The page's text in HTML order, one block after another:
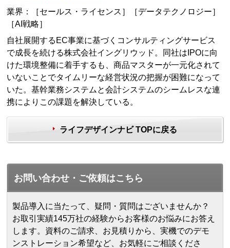
業界：［セールス・ライセンス］［データテクノロジー］
［AI戦略］
自社展開するEC事業に基づくコンサルティングサービス
で成長を続ける株式会社イングリウッド。同社はIPOに向
けた環境整備に着手するも、商品マスターが一元化されて
いないことでタイムリーな経営状況の把握が困難になって
いた。基幹業務システムと会計システムのシームレスな連
携によりこの課題を解決している。
ライフデザインナビ TOPに戻る
お問い合わせ・ご依頼はこちら
製品導入に当たって、疑問・質問はございませんか？
お取引実績145万社の経験からお客様のお悩みにお答え
します。 資料のご請求、お見積りから、実機でのデモ
ンストレーション希望など、お気軽にご相談くださ